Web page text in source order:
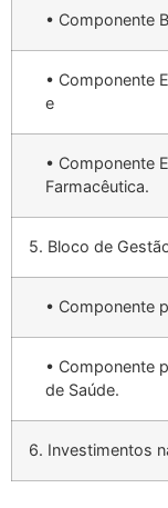
• Componente
• Componente
e
• Componente
Farmacêutica.
5. Bloco de
• Componente
• Componente
de Saúde.
6. Investimentos